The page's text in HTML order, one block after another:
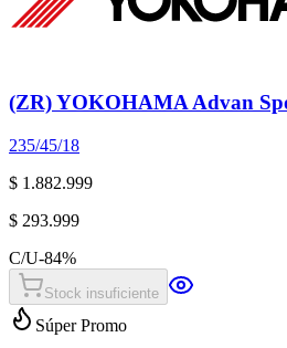
(ZR) YOKOHAMA Advan
235/45/18
$ 1.882.999
$ 293.999
C/U-84%
Stock insuficiente
Súper Promo